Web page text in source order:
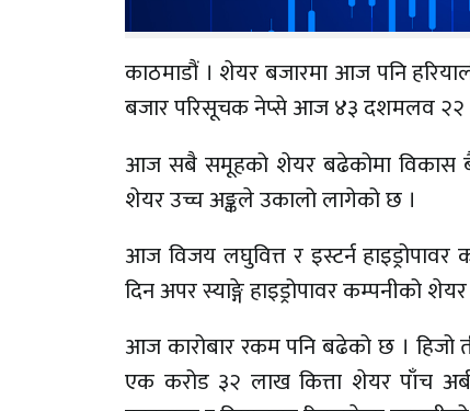
काठमाडौं । शेयर बजारमा आज पनि
बजार परिसूचक नेप्से आज ४३ दशमलव २२
आज सबै समूहको शेयर बढेकोमा विकास बैंक,
शेयर उच्च अङ्कले उकालो लागेको छ ।
आज विजय लघुवित्त र इस्टर्न
दिन अपर स्याङ्गे हाइड्रोपावर कम्पनीको
आज कारोबार रकम पनि बढेको छ । हिजो
एक करोड ३२ लाख कित्ता शेयर पाँच